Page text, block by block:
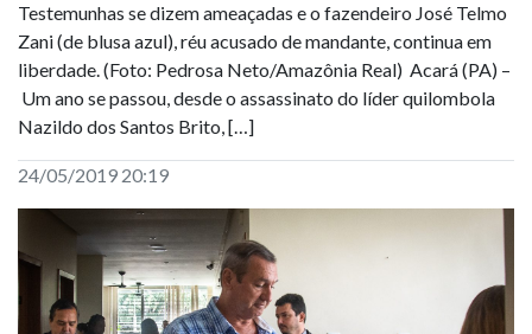
Testemunhas se dizem ameaçadas e o fazendeiro José Telmo
Zani (de blusa azul), réu acusado de mandante, continua em
liberdade. (Foto: Pedrosa Neto/Amazônia Real) Acará (PA) –
Um ano se passou, desde o assassinato do líder quilombola
Nazildo dos Santos Brito, […]
24/05/2019 20:19